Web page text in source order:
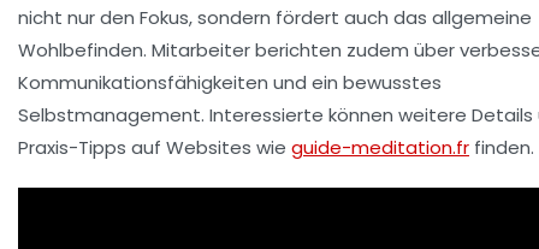
nicht nur den Fokus, sondern fördert auch das allgemeine
Wohlbefinden. Mitarbeiter berichten zudem über
Kommunikationsfähigkeiten und ein bewusstes
Selbstmanagement. Interessierte können weitere Details
Praxis-Tipps auf Websites wie guide-meditation.fr finden.